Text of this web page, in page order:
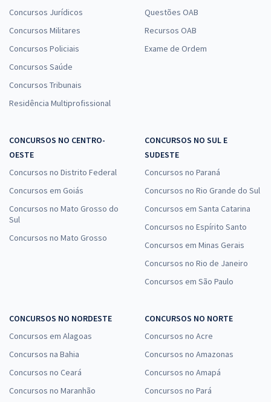
Concursos Jurídicos
Concursos Militares
Concursos Policiais
Concursos Saúde
Concursos Tribunais
Residência Multiprofissional
Questões OAB
Recursos OAB
Exame de Ordem
CONCURSOS NO CENTRO-
OESTE
Concursos no Distrito Federal
Concursos em Goiás
Concursos no Mato Grosso do
Sul
Concursos no Mato Grosso
CONCURSOS NO SUL E
SUDESTE
Concursos no Paraná
Concursos no Rio Grande do Sul
Concursos em Santa Catarina
Concursos no Espírito Santo
Concursos em Minas Gerais
Concursos no Rio de Janeiro
Concursos em São Paulo
CONCURSOS NO NORDESTE
Concursos em Alagoas
Concursos na Bahia
Concursos no Ceará
Concursos no Maranhão
CONCURSOS NO NORTE
Concursos no Acre
Concursos no Amazonas
Concursos no Amapá
Concursos no Pará